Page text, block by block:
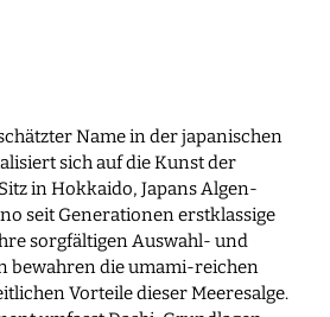
Name in der japanischen
sich auf die Kunst der
in Hokkaido, Japans Algen-
seit Generationen erstklassige
sorgfältigen Auswahl- und
bewahren die umami-reichen
Vorteile dieser Meeresalge.